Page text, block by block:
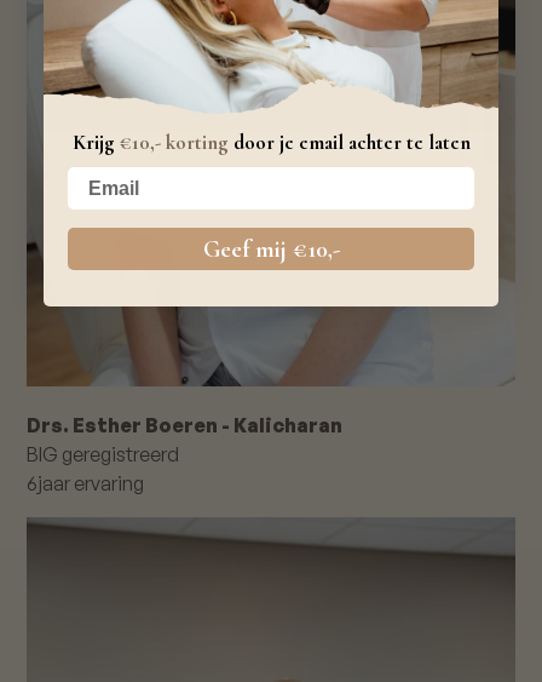
Drs. Esther Boeren - Kalicharan
BIG geregistreerd
6jaar ervaring
Krijg €10,- korting door je email achter te laten
Your email
Geef mij €10,-